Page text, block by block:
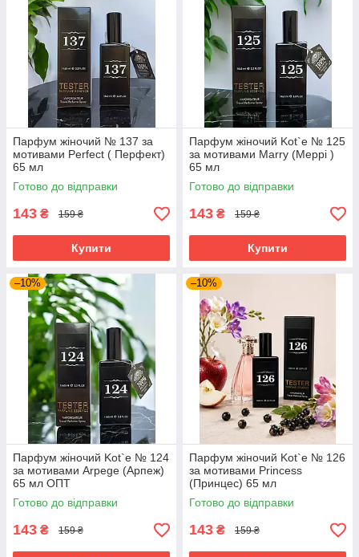
Парфум жіночий № 137 за
мотивами Perfect ( Перфект)
65 мл
Готово до відправки
143 ₴ 159 ₴
Купити
Парфум жіночий Kot`e № 125
за мотивами Marry (Меррі )
65 мл
Готово до відправки
143 ₴ 159 ₴
Купити
–10%
Парфум жіночий Kot`e № 124
за мотивами Arpege (Арпеж)
65 мл ОПТ
Готово до відправки
143 ₴ 159 ₴
–10%
Парфум жіночий Kot`e № 126
за мотивами Princess
(Принцес) 65 мл
Готово до відправки
143 ₴ 159 ₴